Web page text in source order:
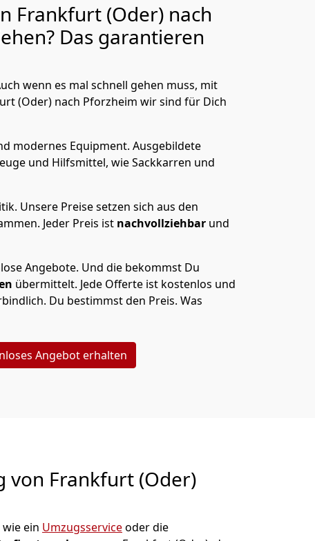
Frankfurt (Oder) nach
Das garantieren
wenn es mal schnell gehen muss, mit
(Oder) nach Pforzheim wir sind für Dich
modernes Equipment. Ausgebildete
und Hilfsmittel, wie Sackkarren und
Unsere Preise setzen sich aus den
Jeder Preis ist nachvollziehbar und
Angebote. Und die bekommst Du
übermittelt. Jede Offerte ist kostenlos und
Du bestimmst den Preis. Was
Angebot erhalten
von Frankfurt (Oder)
wie ein Umzugsserviceoder die